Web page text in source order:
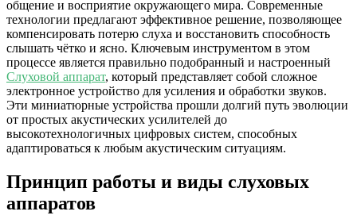
общение и восприятие окружающего мира. Современные
технологии предлагают эффективное решение, позволяющее
компенсировать потерю слуха и восстановить способность
слышать чётко и ясно. Ключевым инструментом в этом
процессе является правильно подобранный и настроенный
Слуховой аппарат, который представляет собой сложное
электронное устройство для усиления и обработки звуков.
Эти миниатюрные устройства прошли долгий путь эволюции
от простых акустических усилителей до
высокотехнологичных цифровых систем, способных
адаптироваться к любым акустическим ситуациям.
Принцип работы и виды слуховых
аппаратов